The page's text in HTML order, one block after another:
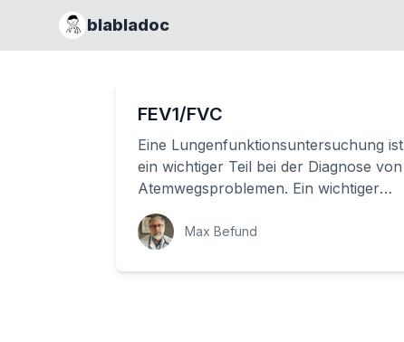
blabladoc
FEV1/FVC
Eine Lungenfunktionsuntersuchung ist
ein wichtiger Teil bei der Diagnose von
Atemwegsproblemen. Ein wichtiger
Wert, den der Arzt bei dieser
Untersuchu...
Max Befund